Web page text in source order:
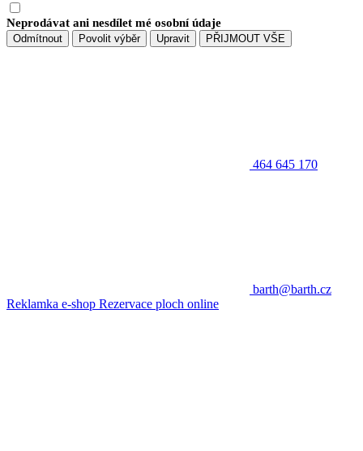
Neprodávat ani nesdílet mé osobní údaje
Odmítnout Povolit výběr Upravit PŘIJMOUT VŠE
464 645 170
barth@barth.cz
Reklamka e-shop Rezervace ploch online